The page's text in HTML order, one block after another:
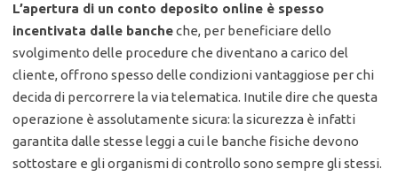
L’apertura di un conto deposito online è spesso
incentivata dalle bancheche, per beneficiare dello
svolgimento delle procedure che diventano a carico del
cliente, offrono spesso delle condizioni vantaggiose per chi
decida di percorrere la via telematica. Inutile dire che questa
operazione è assolutamente sicura: la sicurezza è infatti
garantita dalle stesse leggi a cui le banche fisiche devono
sottostare e gli organismi di controllo sono sempre gli stessi.